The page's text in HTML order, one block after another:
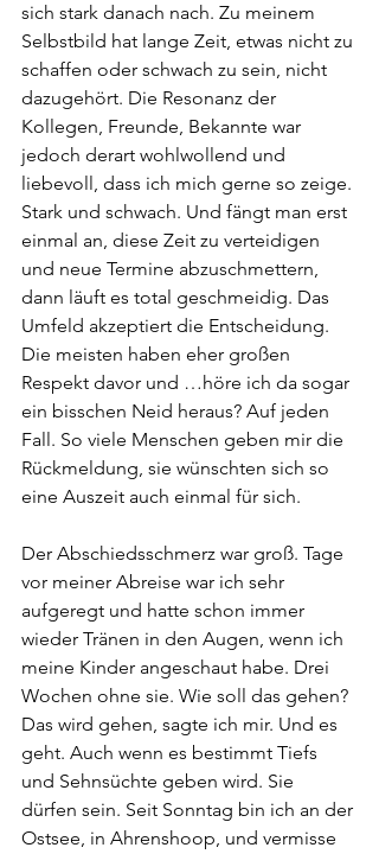
sich stark danach nach. Zu meinem
Selbstbild hat lange Zeit, etwas nicht zu
schaffen oder schwach zu sein, nicht
dazugehört. Die Resonanz der
Kollegen, Freunde, Bekannte war
jedoch derart wohlwollend und
liebevoll, dass ich mich gerne so zeige.
Stark und schwach. Und fängt man erst
einmal an, diese Zeit zu verteidigen
und neue Termine abzuschmettern,
dann läuft es total geschmeidig. Das
Umfeld akzeptiert die Entscheidung.
Die meisten haben eher großen
Respekt davor und …höre ich da sogar
ein bisschen Neid heraus? Auf jeden
Fall. So viele Menschen geben mir die
Rückmeldung, sie wünschten sich so
eine Auszeit auch einmal für sich.
Der Abschiedsschmerz war groß. Tage
vor meiner Abreise war ich sehr
aufgeregt und hatte schon immer
wieder Tränen in den Augen, wenn ich
meine Kinder angeschaut habe. Drei
Wochen ohne sie. Wie soll das gehen?
Das wird gehen, sagte ich mir. Und es
geht. Auch wenn es bestimmt Tiefs
und Sehnsüchte geben wird. Sie
dürfen sein. Seit Sonntag bin ich an der
Ostsee, in Ahrenshoop, und vermisse